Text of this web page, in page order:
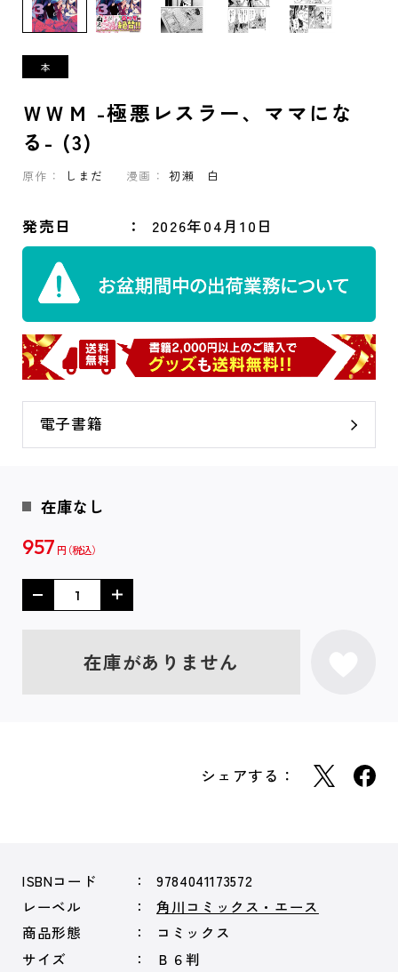
ＷＷＭ -極悪レスラー、ママにな
る- (3)
原作： しまだ 漫画： 初瀬 白
発売日 2026年04月10日
電子書籍
在庫なし
957 円
在庫がありません
シェアする：
ISBNコード
9784041173572
レーベル
角川コミックス・エース
商品形態
コミックス
サイズ
Ｂ６判